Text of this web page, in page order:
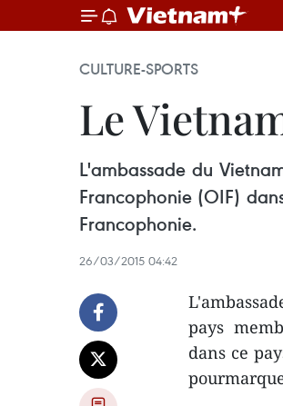
CULTURE-SPORTS
Le
L'ambassade du
Francophonie (OIF)
Francophonie.
26/03/2015 04:42
pays
dans ce